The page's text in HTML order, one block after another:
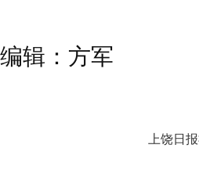
编辑：方军
上饶日